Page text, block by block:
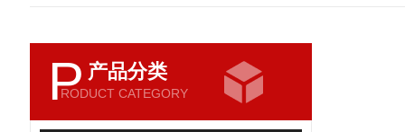
P 产品分类
RODUCT CATEGORY